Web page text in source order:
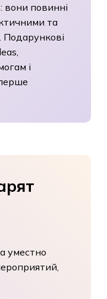
вони повинні
та
Подарункові
і
уместно